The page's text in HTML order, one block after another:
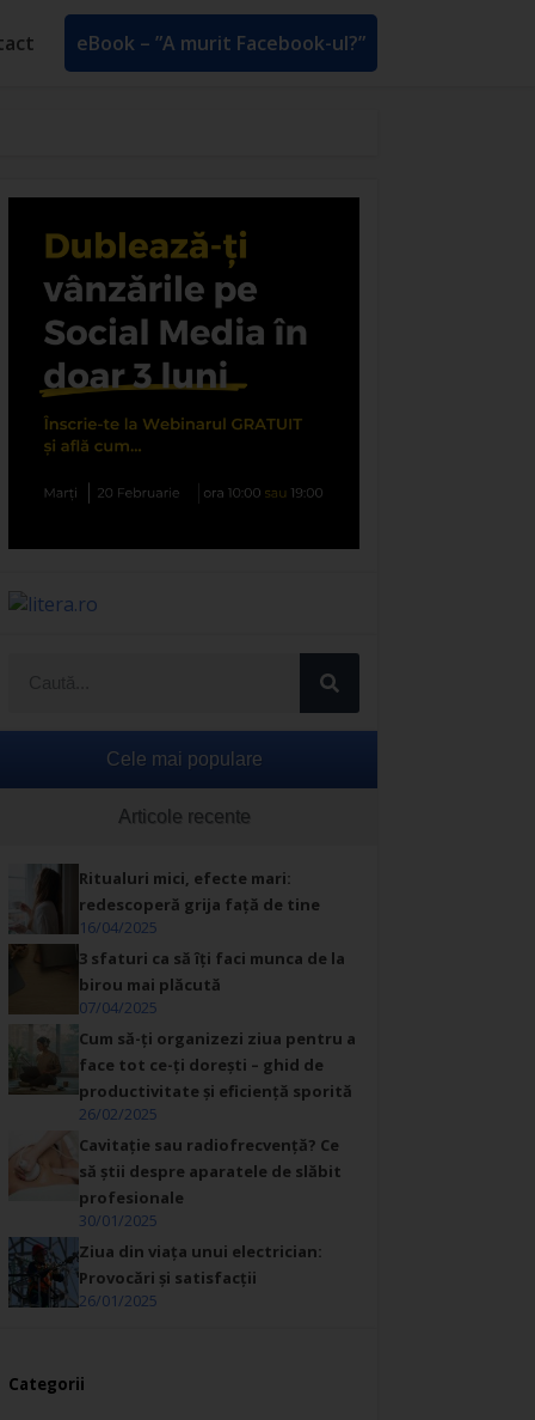
eBook – ”A murit Facebook-ul?”
Cele mai populare
Articole recente
Ritualuri mici, efecte mari:
redescoperă grija față de tine
16/04/2025
3 sfaturi ca să îți faci munca de la
birou mai plăcută
07/04/2025
Cum să-ți organizezi ziua pentru a
face tot ce-ți dorești – ghid de
productivitate și eficiență sporită
26/02/2025
Cavitație sau radiofrecvență? Ce
să știi despre aparatele de slăbit
profesionale
30/01/2025
Ziua din viața unui electrician:
Provocări și satisfacții
26/01/2025
Categorii